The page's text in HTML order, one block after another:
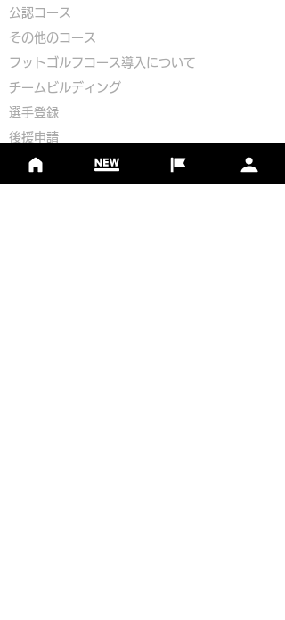
公認コース
​その他のコース
​ フットゴルフコース導入について
​チームビルディング
選手登録​
​後援申請
​イベント依頼
プライバシーポリシー